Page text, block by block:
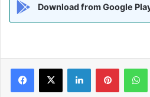
Download from Google
Facebook
X LinkedInPinterest